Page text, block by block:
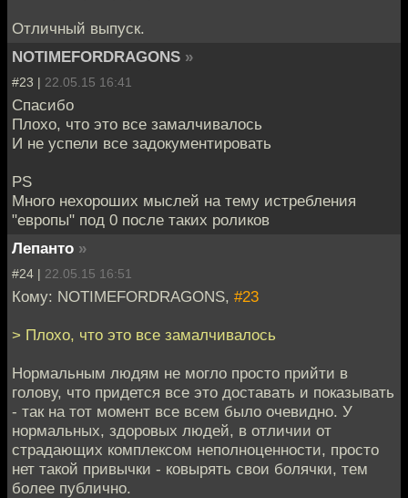
Отличный выпуск.
NOTIMEFORDRAGONS »
#23 | 22.05.15 16:41
Спасибо
Плохо, что это все замалчивалось
И не успели все задокументировать
PS
Много нехороших мыслей на тему истребления
"европы" под 0 после таких роликов
Лепанто »
#24 | 22.05.15 16:51
Кому: NOTIMEFORDRAGONS, #23
> Плохо, что это все замалчивалось
Нормальным людям не могло просто прийти в
голову, что придется все это доставать и показывать
- так на тот момент все всем было очевидно. У
нормальных, здоровых людей, в отличии от
страдающих комплексом неполноценности, просто
нет такой привычки - ковырять свои болячки, тем
более публично.